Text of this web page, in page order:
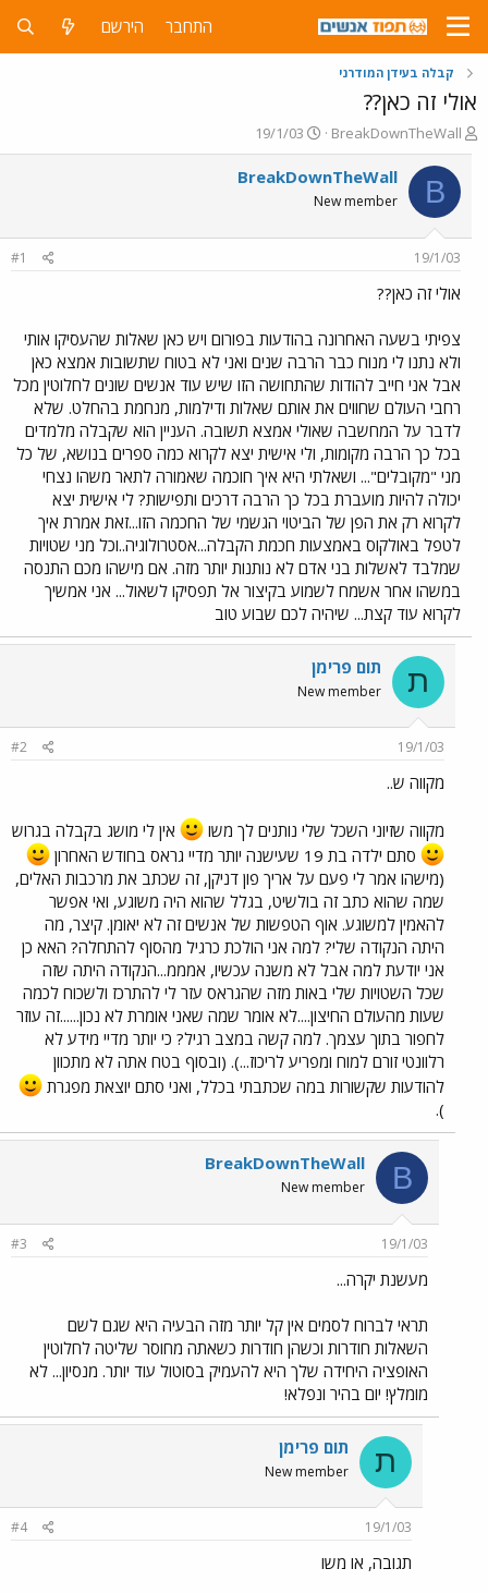
התחבר הירשם
קבלה בעידן המודרני
אולי זה כאן??
פ
ו
ת
ח
ה
ש
א
BreakDownTheWall
פ
ו
ר
19/1/03
B
BreakDownTheWall
New member
19/1/03
#1
אולי זה כאן??
צפיתי בשעה האחרונה בהודעות בפורום ויש כאן שאלות שהעסיקו אותי
ולא נתנו לי מנוח כבר הרבה שנים ואני לא בטוח שתשובות אמצא כאן
אבל אני חייב להודות שהתחושה הזו שיש עוד אנשים שונים לחלוטין מכל
רחבי העולם שחווים את אותם שאלות ודילמות, מנחמת בהחלט. שלא
לדבר על המחשבה שאולי אמצא תשובה. העניין הוא שקבלה מלמדים
בכל כך הרבה מקומות, ולי אישית יצא לקרוא כמה ספרים בנושא, של כל
מני "מקובלים"... ושאלתי היא איך חוכמה שאמורה לתאר משהו נצחי
יכולה להיות מועברת בכל כך הרבה דרכים ותפישות? לי אישית יצא
לקרוא רק את הפן של הביטוי הגשמי של החכמה הזו...זאת אמרת איך
לטפל באולקוס באמצעות חכמת הקבלה...אסטרולוגיה..וכל מני שטויות
שמלבד לאשלות בני אדם לא נותנות יותר מזה. אם מישהו מכם התנסה
במשהו אחר אשמח לשמוע בקיצור אל תפסיקו לשאול... אני אמשיך
לקרוא עוד קצת... שיהיה לכם שבוע טוב
ת תום פרימן
New member
19/1/03
#2
מקווה ש..
מקווה שזיוני השכל שלי נותנים לך משו
אין לי מושג בקבלה בגרוש
סתם ילדה בת 19 שעישנה יותר מדיי גראס בחודש האחרון
(מישהו אמר לי פעם על אריך פון דניקן, זה שכתב את מרכבות האלים,
שמה שהוא כתב זה בולשיט, בגלל שהוא היה משוגע, ואי אפשר
להאמין למשוגע. אוף הטפשות של אנשים זה לא יאומן. קיצר, מה
היתה הנקודה שלי? למה אני הולכת כרגיל מהסוף להתחלה? האא כן
אני יודעת למה אבל לא משנה עכשיו, אמממ...הנקודה היתה שזה
שכל השטויות שלי באות מזה שהגראס עזר לי להתרכז ולשכוח לכמה
שעות מהעולם החיצון....לא אומר שמה שאני אומרת לא נכון......זה עוזר
לחפור בתוך עצמך. למה קשה במצב רגיל? כי יותר מדיי מידע לא
רלוונטי זורם למוח ומפריע לריכוז...). (ובסוף בטח אתה לא מתכוון
להודעות שקשורות במה שכתבתי בכלל, ואני סתם יוצאת מפגרת
).
B
BreakDownTheWall
New member
19/1/03
#3
מעשנת יקרה...
תראי לברוח לסמים אין קל יותר מזה הבעיה היא שגם לשם
השאלות חודרות וכשהן חודרות כשאתה מחוסר שליטה לחלוטין
האופציה היחידה שלך היא להעמיק בסוטול עוד יותר. מנסיון... לא
מומלץ! יום בהיר ונפלא!
ת תום פרימן
New member
19/1/03
#4
תגובה, או משו